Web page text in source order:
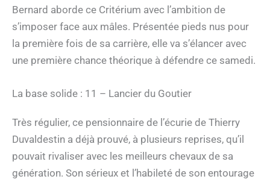
Bernard aborde ce Critérium avec l’ambition de
s’imposer face aux mâles. Présentée pieds nus pour
la première fois de sa carrière, elle va s’élancer avec
une première chance théorique à défendre ce samedi.
La base solide : 11 – Lancier du Goutier
Très régulier, ce pensionnaire de l’écurie de Thierry
Duvaldestin a déjà prouvé, à plusieurs reprises, qu’il
pouvait rivaliser avec les meilleurs chevaux de sa
génération. Son sérieux et l’habileté de son entourage